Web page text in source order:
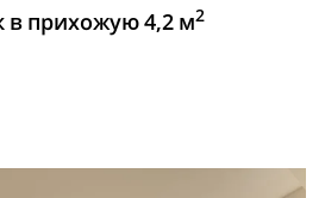
в прихожую 4,2 м2